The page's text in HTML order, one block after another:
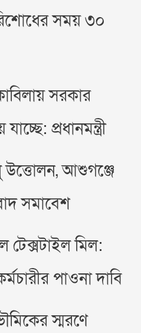
সময় ৩০
সরকার
প্রধানমন্ত্রী
উত্তোলন, আশুগঞ্জে
সমাবেশ
টেক্সটাইল মিল:
পাওনা দাবি
স্মরণে